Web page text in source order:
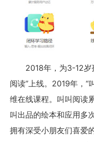
2018年，为3-12岁
阅读”上线。2019年，“
维在线课程。叫叫阅读
叫出品的绘本和应用多
拥有深受小朋友们喜